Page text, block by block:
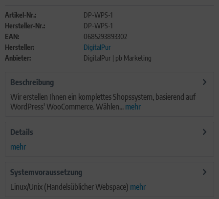
Artikel-Nr.:
DP-WPS-1
Hersteller-Nr.:
DP-WPS-1
EAN:
0685293893302
Hersteller:
DigitalPur
Anbieter:
DigitalPur | pb Marketing
Beschreibung
Wir erstellen Ihnen ein komplettes Shopssystem, basierend auf
WordPress' WooCommerce. Wählen... mehr
Details
mehr
Systemvoraussetzung
Linux/Unix (Handelsüblicher Webspace) mehr